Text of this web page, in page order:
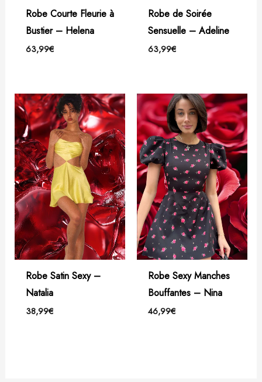
Robe Courte Fleurie à
Bustier – Helena
63,99€
Robe de Soirée
Sensuelle – Adeline
63,99€
Robe Satin Sexy –
Natalia
38,99€
Robe Sexy Manches
Bouffantes – Nina
46,99€